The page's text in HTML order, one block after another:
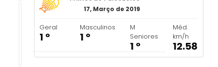
17, Março de 2019
Geral
1 º
Masculinos
1 º
M
Seniores
1 º
Méd.
km/h
12.58